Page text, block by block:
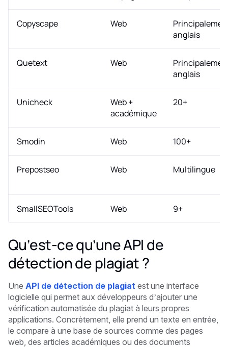
Copyscape Web
anglais
Quetext Web
anglais
Unicheck
Web +
académique
20+
Smodin Web 100+
Prepostseo Web Multilingue
SmallSEOTools Web 9+
Qu’est-ce qu’une API de
détection de plagiat ?
Une API de détection de plagiat est une interface
logicielle qui permet aux développeurs d’ajouter une
vérification automatisée du plagiat à leurs propres
applications. Concrètement, elle prend un texte en entrée,
le compare à une base de sources comme des pages
web, des articles académiques ou des documents